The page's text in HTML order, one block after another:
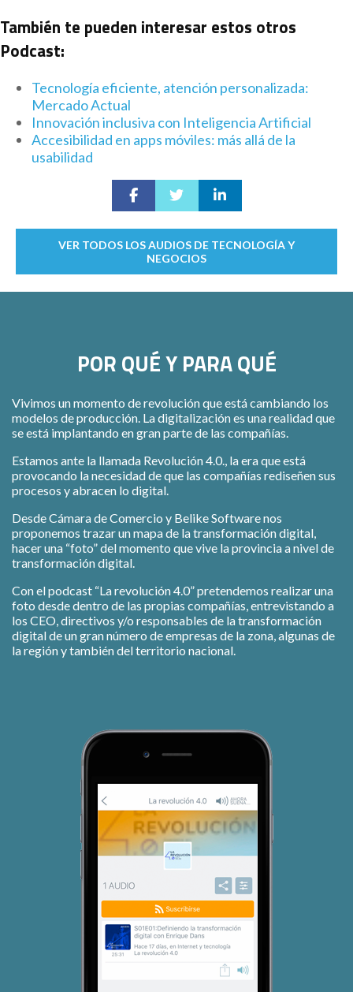
También te pueden interesar estos otros
Podcast:
Tecnología eficiente, atención personalizada:
Mercado Actual
Innovación inclusiva con Inteligencia Artificial
Accesibilidad en apps móviles: más allá de la
usabilidad
VER TODOS LOS AUDIOS DE TECNOLOGÍA Y
NEGOCIOS
POR QUÉ Y PARA QUÉ
Vivimos un momento de revolución que está cambiando los
modelos de producción. La digitalización es una realidad que
se está implantando en gran parte de las compañías.
Estamos ante la llamada Revolución 4.0., la era que está
provocando la necesidad de que las compañías rediseñen sus
procesos y abracen lo digital.
Desde Cámara de Comercio y Belike Software nos
proponemos trazar un mapa de la transformación digital,
hacer una “foto” del momento que vive la provincia a nivel de
transformación digital.
Con el podcast “La revolución 4.0” pretendemos realizar una
foto desde dentro de las propias compañías, entrevistando a
los CEO, directivos y/o responsables de la transformación
digital de un gran número de empresas de la zona, algunas de
la región y también del territorio nacional.